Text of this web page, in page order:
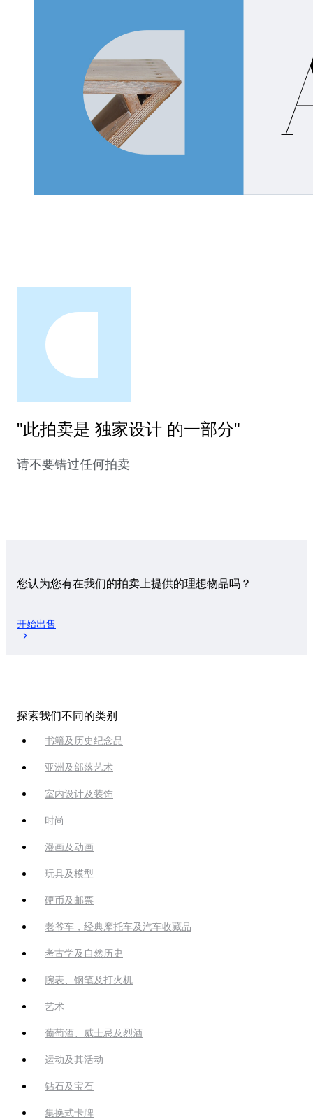
"此拍卖是 独家设计 的一部分"
请不要错过任何拍卖
您认为您有在我们的拍卖上提供的理想物品吗？
开始出售
探索我们不同的类别
书籍及历史纪念品
亚洲及部落艺术
室内设计及装饰
时尚
漫画及动画
玩具及模型
硬币及邮票
老爷车，经典摩托车及汽车收藏品
考古学及自然历史
腕表、钢笔及打火机
艺术
葡萄酒、威士忌及烈酒
运动及其活动
钻石及宝石
集换式卡牌